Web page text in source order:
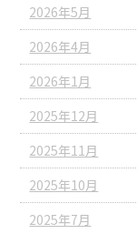
2026年5月
2026年4月
2026年1月
2025年12月
2025年11月
2025年10月
2025年7月